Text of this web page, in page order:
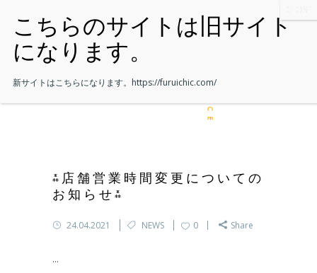
⁂店舗営業時間変更についての
お知らせ⁂
24.04.2021 NEWS 0 Share
...
新サイトはこちらになります。 https://furuichic.com/